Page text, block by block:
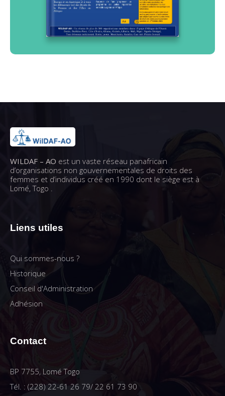
WILDAF – AO est un vaste réseau panafricain
d’organisations non gouvernementales de droits des
femmes et d’individus créé en 1990 dont le siège est à
Lomé, Togo .
Liens utiles
Qui sommes-nous ?
Historique
Conseil d'Administration
Adhésion
Contact
BP 7755, Lomé Togo
Tél. : (228) 22-61 26 79/ 22 61 73 90